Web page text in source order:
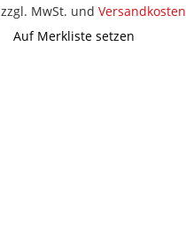
zzgl. MwSt. undVersandkosten
Auf Merkliste setzen